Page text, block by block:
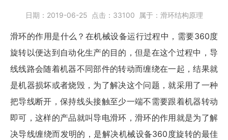
日期： 2019-06-25 点击： 33100 属于： 滑环结构原理
滑环的作用是什么？在机械设备运行过程中，需要360度
旋转以便达到自动化生产的目的，但是在这个过程中，导
线线路会随着机器不同部件的转动而缠绕在一起，结果就
是机器损坏或者烧毁，为了解决这个问题，就采用了一种
把导线断开，保持线头接触至少一端不需要跟着机器转动
即可，这样的产品就叫导电滑环，滑环的作用就是为了解
决导线缠绕而发明的，是解决机械设备360度旋转的最佳